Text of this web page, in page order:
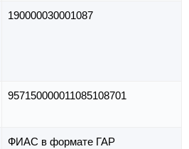
190000030001087
957150000011085108701
ФИАС в формате ГАР